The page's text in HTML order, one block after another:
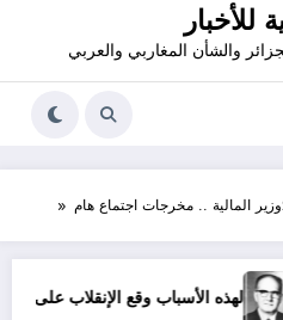
للأخبار
والشأن المغاربي والعربي
وزير المالية .. مخرجات اجتماع هام
الأسباب وقع الإنقلاب على مالك بن نبي